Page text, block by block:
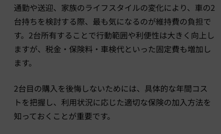
通勤や送迎、家族のライフスタイルの変化により、車の2
台持ちを検討する際、最も気になるのが維持費の負担で
す。2台所有することで行動範囲や利便性は大きく向上し
ますが、税金・保険料・車検代といった固定費も増加し
ます。
2台目の購入を後悔しないためには、具体的な年間コス
トを把握し、利用状況に応じた適切な保険の加入方法を
知っておくことが重要です。